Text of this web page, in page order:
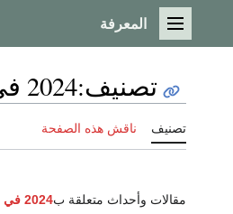
القائمة الرئيسية
المعرفة
تصنيف:2024 في بنگلادش
تصنيف ناقش هذه الصفحة
مقالات وأحداث متعلقة ب2024 في بنگلادش